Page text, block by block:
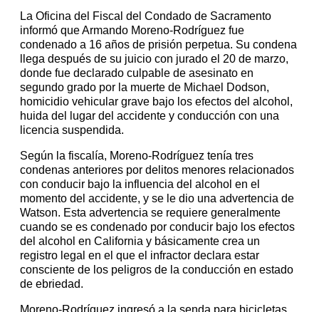
La Oficina del Fiscal del Condado de Sacramento
informó que Armando Moreno-Rodríguez fue
condenado a 16 años de prisión perpetua. Su condena
llega después de su juicio con jurado el 20 de marzo,
donde fue declarado culpable de asesinato en
segundo grado por la muerte de Michael Dodson,
homicidio vehicular grave bajo los efectos del alcohol,
huida del lugar del accidente y conducción con una
licencia suspendida.
Según la fiscalía, Moreno-Rodríguez tenía tres
condenas anteriores por delitos menores relacionados
con conducir bajo la influencia del alcohol en el
momento del accidente, y se le dio una advertencia de
Watson. Esta advertencia se requiere generalmente
cuando se es condenado por conducir bajo los efectos
del alcohol en California y básicamente crea un
registro legal en el que el infractor declara estar
consciente de los peligros de la conducción en estado
de ebriedad.